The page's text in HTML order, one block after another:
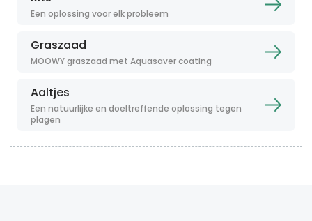
Een oplossing voor elk probleem
Graszaad
MOOWY graszaad met Aquasaver coating
Aaltjes
Een natuurlijke en doeltreffende oplossing tegen
plagen